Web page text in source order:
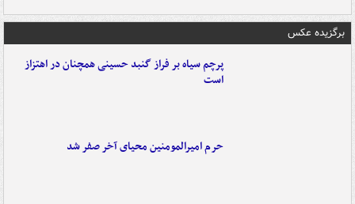
برگزیده عکس
پرچم سیاه بر فراز گنبد حسینی همچنان در اهتزاز
است
حرم امیرالمومنین محیای آخر صفر شد